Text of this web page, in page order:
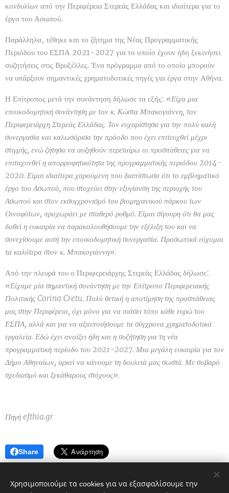
κονδυλίων από την Περιφέρεια Στερεάς Ελλάδας και ιδιαίτερα για το
έργο του Ασωπού.
Παράλληλα, τέθηκε και το ζήτημα της Νέας Προγραμματικής
Περιόδου του ΕΣΠΑ 2021-2027 για το οποίο έχουν ήδη ξεκινήσει
συζητήσεις στις Βρυξέλλες. Ένα πρόγραμμα από το οποίο μπορούν
να υπάρξουν σημαντικές χρηματοδοτικές πηγές για έργα στην Αθήνα.
Η Επίτροπος μετά την συνάντηση δήλωσε τα εξής: «Είχα μια
εποικοδομητική συνάντηση με τον κ. Κώστα Μπακογιάννη, τον
Περιφερειάρχη Στερεάς Ελλάδας. Τον ευχαρίστησα για την πολύ καλή
συνεργασία και καλωσόρισα την πρόοδο που έχει επιτευχθεί μέχρι
στιγμής, ενώ ζήτησα να αυξηθούν περεταίρω οι προσπάθειες για να
επιταχυνθεί η απορροφητικότητα της προγραμματικής περιόδου 2014-
2020. Είμαι ιδιαίτερα χαρούμενη που διαπίστωσα ότι το εμβληματικό
έργο του Ασωπού, που στοχεύει στην εξυγίανση της περιοχής του
Ασωπού και στον εκσυγχρονισμό του βιομηχανικού πάρκου των
Οινοφύτων, προχωράει με σταθερό ρυθμό. Είμαι σίγουρη ότι θα μας
δοθεί η ευκαιρία να παρακολουθήσουμε την εξέλιξη του και να
συνεχίσουμε αυτή την εποικοδομητική συνεργασία. Προσωπικά εύχομαι
τα καλύτερα στον κ. Μπακογιάννη».
Από την πλευρά του ο Περιφερειάρχης Στερεάς Ελλάδας δήλωσε:
«Είχαμε μία σημαντική συνάντηση με την Επίτροπο Περιφερειακής
Πολιτικής Corina Cretu. Πολύ θετική η αποτίμηση της προσπάθειας
μας στην Περιφέρεια, όχι μόνο για να πιάσει τόπο κάθε ευρώ του
ΕΣΠΑ, αλλά και για να αξιοποιήσουμε τα σύγχρονα χρηματοδοτικά
εργαλεία. Εδώ έχει ανοίξει ήδη και η συζήτηση για τη νέα
προγραμματική περίοδο του 2021-2027. Μια μεγάλη ευκαιρία για τον
Δήμο Αθηναίων, αρκεί να κάνουμε τη δουλειά μας σωστά. Με σοβαρό
σχεδιασμό και ξεκάθαρους στόχους».
Πηγή efthia.gr
Share
Χρησιμοποιούμε τα cookies για να εξασφαλίσουμε την